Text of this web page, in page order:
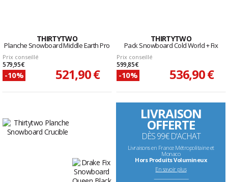
THIRTYTWO
Planche Snowboard Middle Earth Pro
Prix conseillé
579,95 €
-10% 521,90 €
THIRTYTWO
Pack Snowboard Cold World + Fix
Prix conseillé
599,85 €
-10% 536,90 €
LIVRAISON
OFFERTE
DÈS 99€ D'ACHAT
Livraisons en France Métropolitaine et
Monaco
Hors Produits Volumineux
En savoir plus
--------------------------------------------------------------------